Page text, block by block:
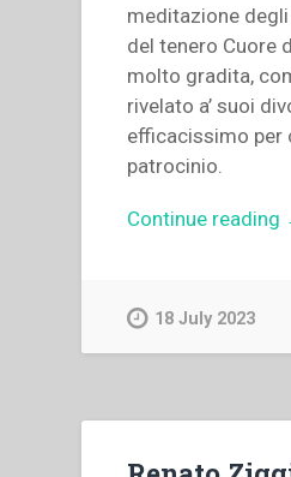
meditazione
del tenero Cuore
molto gradita,
rivelato a’ suoi
efficacissimo per
patrocinio.
Continue reading
18 July 2023